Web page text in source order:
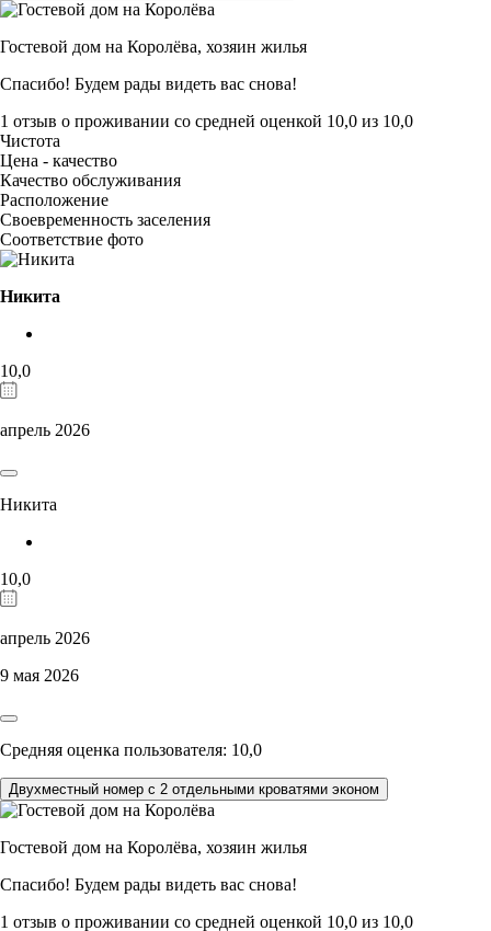
Гостевой дом на Королёва, хозяин жилья
Спасибо! Будем рады видеть вас снова!
1 отзыв о проживании со средней оценкой 10,0 из 10,0
Чистота
Цена - качество
Качество обслуживания
Расположение
Своевременность заселения
Соответствие фото
Никита
10,0
апрель 2026
Никита
10,0
апрель 2026
9 мая 2026
Средняя оценка пользователя: 10,0
Двухместный номер с 2 отдельными кроватями эконом
Гостевой дом на Королёва, хозяин жилья
Спасибо! Будем рады видеть вас снова!
1 отзыв о проживании со средней оценкой 10,0 из 10,0